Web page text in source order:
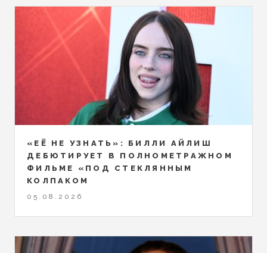
«ЕЁ НЕ УЗНАТЬ»: БИЛЛИ АЙЛИШ
ДЕБЮТИРУЕТ В ПОЛНОМЕТРАЖНОМ
ФИЛЬМЕ «ПОД СТЕКЛЯННЫМ
КОЛПАКОМ
05.08.2026